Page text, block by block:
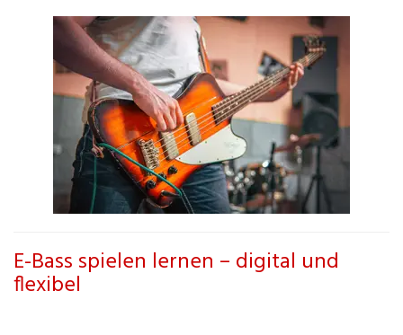
E-Bass spielen lernen – digital und
flexibel